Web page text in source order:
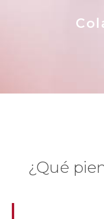
¿Qué